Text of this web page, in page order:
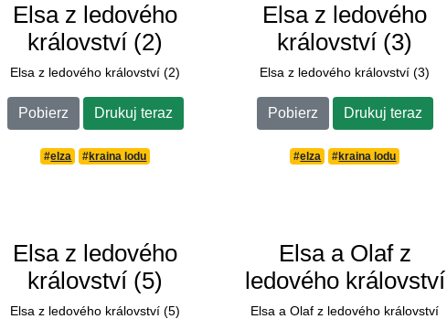
Elsa z ledového
království (2)
Elsa z ledového království (2)
Pobierz Drukuj teraz
#elza #kraina lodu
Elsa z ledového
království (3)
Elsa z ledového království (3)
Pobierz Drukuj teraz
#elza #kraina lodu
Elsa z ledového
království (5)
Elsa z ledového království (5)
Elsa a Olaf z
ledového království
Elsa a Olaf z ledového království